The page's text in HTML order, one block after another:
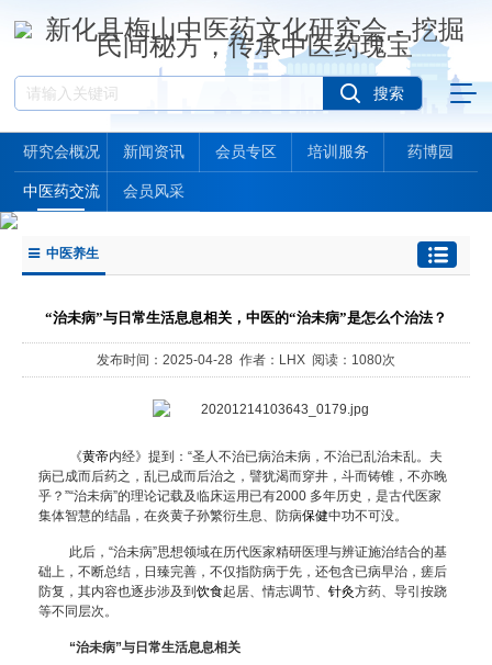
研究会概况 新闻资讯 会员专区 培训服务 药博园
中医药交流 会员风采
中医养生
“治未病”与日常生活息息相关，中医的“治未病”是怎么个治法？
发布时间：2025-04-28 作者：LHX 阅读：1080次
《黄帝内经》提到：“圣人不治已病治未病，不治已乱治未乱。夫
病已成而后药之，乱已成而后治之，譬犹渴而穿井，斗而铸锥，不亦晚
乎？”“治未病”的理论记载及临床运用已有2000 多年历史，是古代医家
集体智慧的结晶，在炎黄子孙繁衍生息、防病保健中功不可没。
此后，“治未病”思想领域在历代医家精研医理与辨证施治结合的基
础上，不断总结，日臻完善，不仅指防病于先，还包含已病早治，瘥后
防复，其内容也逐步涉及到 饮食起居、情志调节、 针灸方药、导引按跷
等不同层次。
“治未病”与日常生活息息相关